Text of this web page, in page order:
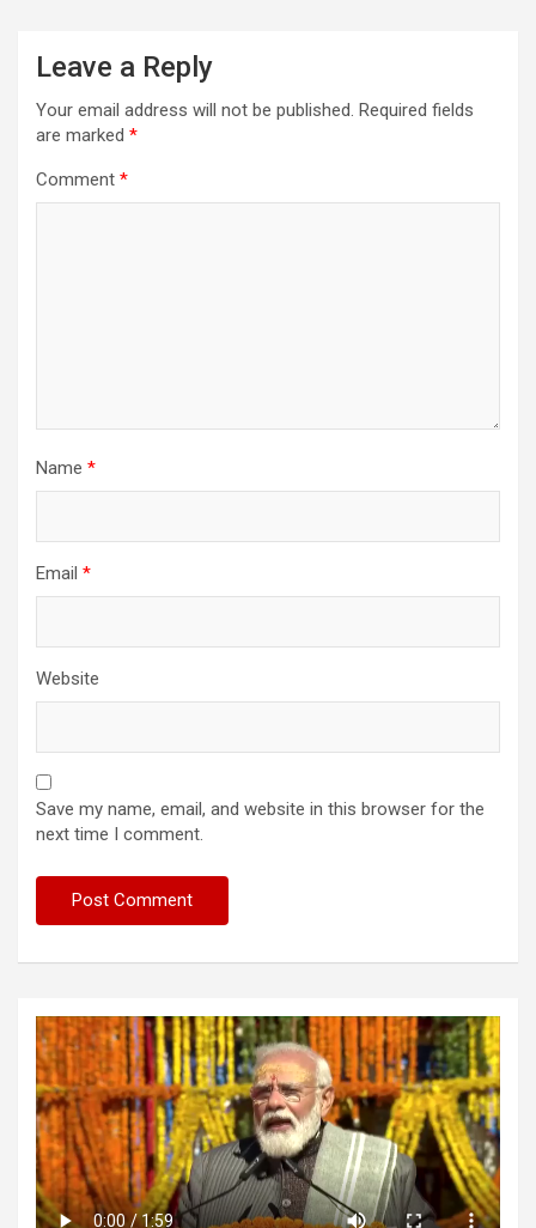
Leave a Reply
Your email address will not be published. Required fields
are marked *
Comment *
Name *
Email *
Website
Save my name, email, and website in this browser for the
next time I comment.